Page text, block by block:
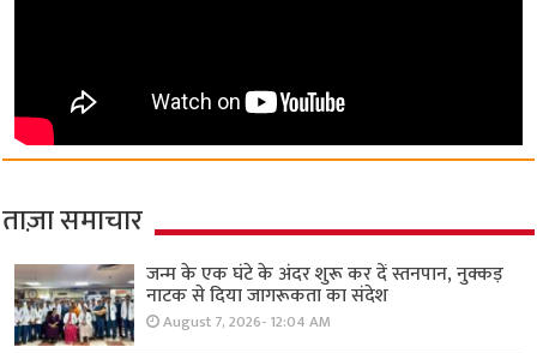
ताज़ा समाचार
जन्म के एक घंटे के अंदर शुरू कर दें स्तनपान, नुक्कड़
नाटक से दिया जागरूकता का संदेश
August 7, 2026- 12:04 AM